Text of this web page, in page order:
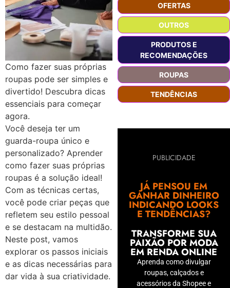
Como fazer suas próprias
roupas pode ser simples e
divertido! Descubra dicas
essenciais para começar
agora.
Você deseja ter um
guarda-roupa único e
personalizado? Aprender
como fazer suas próprias
roupas é a solução ideal!
Com as técnicas certas,
você pode criar peças que
refletem seu estilo pessoal
e se destacam na multidão.
Neste post, vamos
explorar os passos iniciais
e as dicas necessárias para
dar vida à sua criatividade.
OFERTAS
OUTROS
PRODUTOS E
RECOMENDAÇÕES
ROUPAS
TENDÊNCIAS
PUBLICIDADE
JÁ PENSOU EM
GANHAR DINHEIRO
INDICANDO LOOKS
E TENDÊNCIAS?
TRANSFORME SUA
PAIXÃO POR MODA
EM RENDA ONLINE
Aprenda como divulgar
roupas, calçados e
acessórios da Shopee e